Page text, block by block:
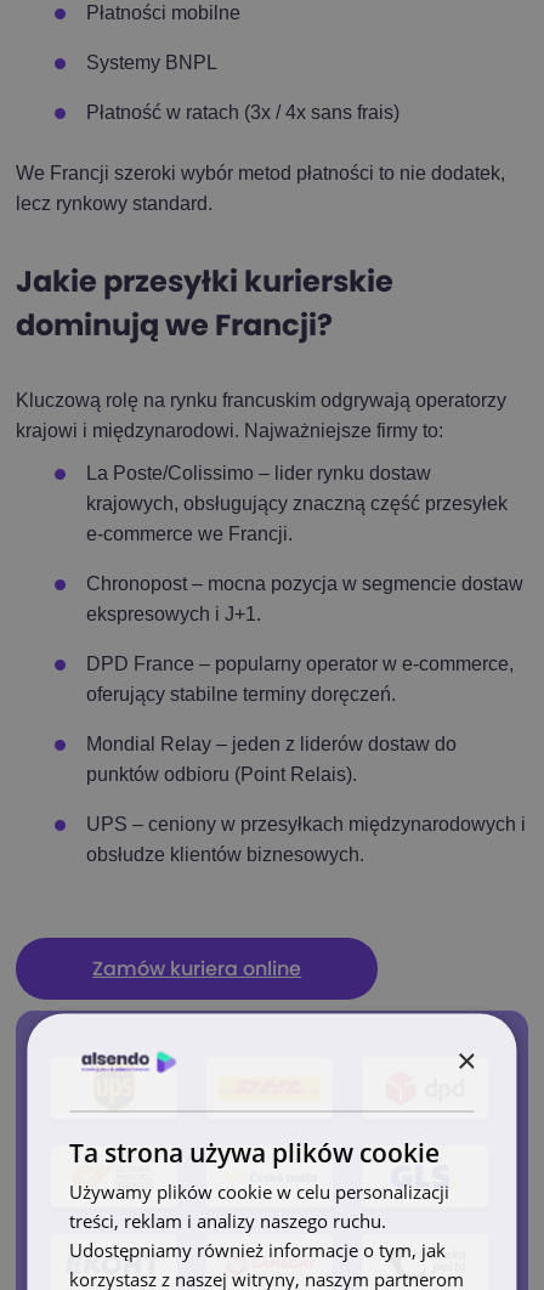
Płatności mobilne
Systemy BNPL
Płatność w ratach (3x / 4x sans frais)
We Francji szeroki wybór metod płatności to nie dodatek,
lecz rynkowy standard.
Jakie przesyłki kurierskie
dominują we Francji?
Kluczową rolę na rynku francuskim odgrywają operatorzy
krajowi i międzynarodowi. Najważniejsze firmy to:
La Poste/Colissimo – lider rynku dostaw
krajowych, obsługujący znaczną część przesyłek
e-commerce we Francji.
Chronopost – mocna pozycja w segmencie dostaw
ekspresowych i J+1.
DPD France – popularny operator w e-commerce,
oferujący stabilne terminy doręczeń.
Mondial Relay – jeden z liderów dostaw do
punktów odbioru (Point Relais).
UPS – ceniony w przesyłkach międzynarodowych i
obsłudze klientów biznesowych.
Zamów kuriera online
×
Ta strona używa plików cookie
Używamy plików cookie w celu personalizacji
treści, reklam i analizy naszego ruchu.
Udostępniamy również informacje o tym, jak
korzystasz z naszej witryny, naszym partnerom